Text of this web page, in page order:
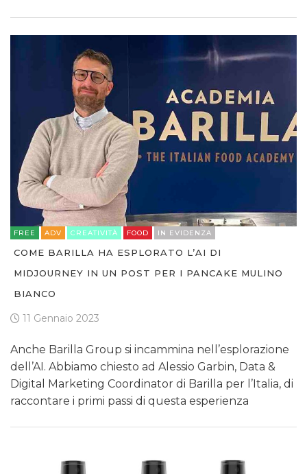
FREE ADV CREATIVITÀ FOOD IN EVIDENZA
COME BARILLA HA ESPLORATO L’AI DI
MIDJOURNEY IN UN POST PER I PANCAKE MULINO
BIANCO
11 Gennaio 2023
Anche Barilla Group si incammina nell’esplorazione
dell’AI. Abbiamo chiesto ad Alessio Garbin, Data &
Digital Marketing Coordinator di Barilla per l’Italia, di
raccontare i primi passi di questa esperienza